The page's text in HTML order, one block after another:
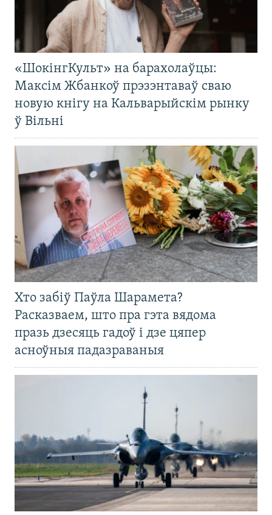
«ШокінгКульт» на барахолаўцы:
Максім Жбанкоў прэзэнтаваў сваю
новую кнігу на Кальварыйскім рынку
ў Вільні
Хто забіў Паўла Шарамета?
Расказваем, што пра гэта вядома
празь дзесяць гадоў і дзе цяпер
асноўныя падазраваныя